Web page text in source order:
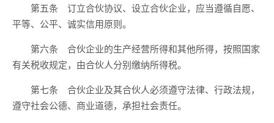
第五条 订立合伙协议、设立合伙企业，应当遵循自愿、
平等、公平、诚实信用原则。
第六条 合伙企业的生产经营所得和其他所得，按照国家
有关税收规定，由合伙人分别缴纳所得税。
第七条 合伙企业及其合伙人必须遵守法律、行政法规，
遵守社会公德、商业道德，承担社会责任。